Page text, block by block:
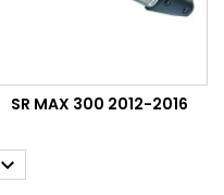
SR MAX 300 2012-2016
